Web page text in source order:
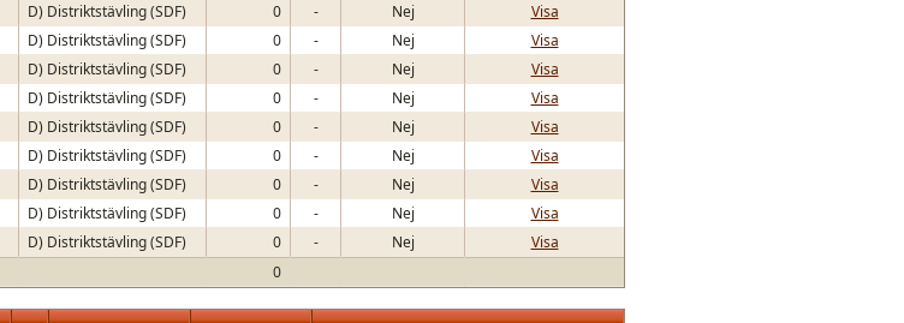
0
D) Distriktstävling (SDF) 0 - Nej
Visa
D) Distriktstävling (SDF) 0 - Nej
Visa
D) Distriktstävling (SDF) 0 - Nej
Visa
D) Distriktstävling (SDF) 0 - Nej
Visa
D) Distriktstävling (SDF) 0 - Nej
Visa
D) Distriktstävling (SDF) 0 - Nej
Visa
D) Distriktstävling (SDF) 0 - Nej
Visa
D) Distriktstävling (SDF) 0 - Nej
Visa
D) Distriktstävling (SDF) 0 - Nej Visa